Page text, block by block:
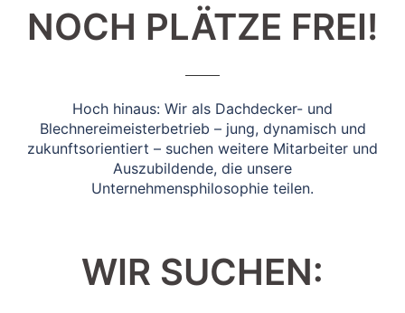
NOCH PLÄTZE FREI!
Hoch hinaus: Wir als Dachdecker- und
Blechnereimeisterbetrieb – jung, dynamisch und
zukunftsorientiert – suchen weitere Mitarbeiter und
Auszubildende, die unsere
Unternehmensphilosophie teilen.
WIR SUCHEN: